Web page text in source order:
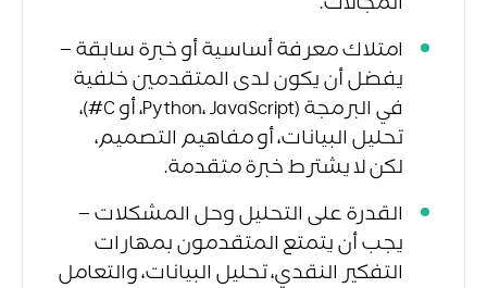
امتلاك معرفة أساسية أو خبرة سابقة –
يفضل أن يكون لدى المتقدمين خلفية
في البرمجة (Python، JavaScript، أو C#)،
تحليل البيانات، أو مفاهيم التصميم،
لكن لا يشترط خبرة متقدمة.
القدرة على التحليل وحل المشكلات –
يجب أن يتمتع المتقدمون بمهارات
التفكير النقدي، تحليل البيانات، والتعامل